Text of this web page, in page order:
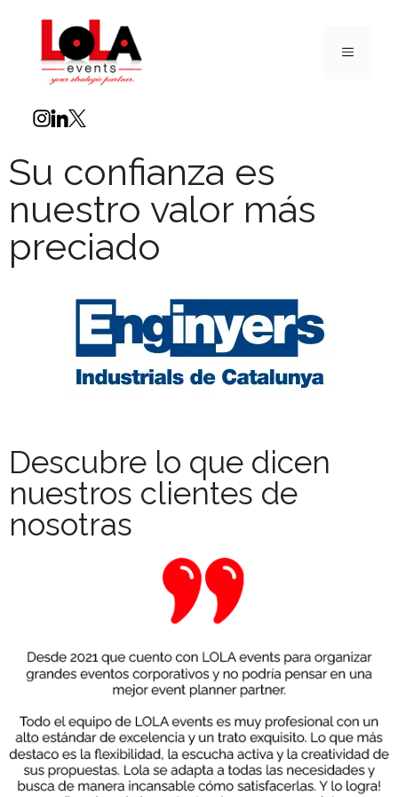
Su confianza es
nuestro valor más
preciado
Descubre lo que dicen
nuestros clientes de
nosotras